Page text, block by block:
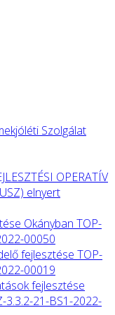
Szolgálat
OPERATÍV
elnyert
Okányban TOP-
00050
fejlesztése TOP-
00019
fejlesztése
3.3.2-21-BS1-2022-